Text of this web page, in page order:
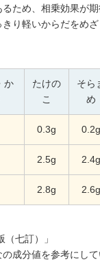
ため、相乗効果が
り軽いからだをめざ
か
たけの
こ
そら
め
0.3g 0.2g
2.5g 2.4g
2.8g 2.6g
七訂）」
成分値を参考にして